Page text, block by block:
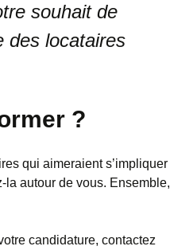
souhait de
des locataires
?
qui aimeraient s’impliquer
la autour de vous. Ensemble,
candidature, contactez